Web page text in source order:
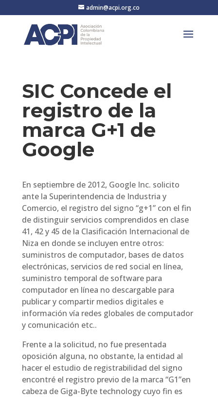
admin@acpi.org.co
SIC Concede el
registro de la
marca G+1 de
Google
En septiembre de 2012, Google Inc. solicito
ante la Superintendencia de Industria y
Comercio, el registro del signo “g+1” con el fin
de distinguir servicios comprendidos en clase
41, 42 y 45 de la Clasificación Internacional de
Niza en donde se incluyen entre otros:
suministros de computador, bases de datos
electrónicas, servicios de red social en línea,
suministro temporal de software para
computador en línea no descargable para
publicar y compartir medios digitales e
información vía redes globales de computador
y comunicación etc..
Frente a la solicitud, no fue presentada
oposición alguna, no obstante, la entidad al
hacer el estudio de registrabilidad del signo
encontré el registro previo de la marca “G1”en
cabeza de Giga-Byte technology cuyo fin es